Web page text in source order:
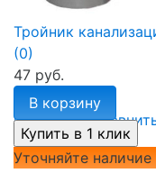
избранное
Тройник
(0)
47 руб.
В корзину
Уточняйте